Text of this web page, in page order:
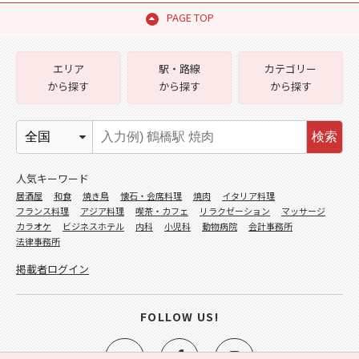
PAGE TOP
エリア
から探す
駅・路線
から探す
カテゴリー
から探す
検索
人気キーワード
居酒屋 和食 焼き鳥 懐石・会席料理 焼肉
イタリア料理
フランス料理
アジア料理 喫茶・カフェ リラクゼーション
マッサージ
カラオケ
ビジネスホテル 内科 小児科 動物病院
会計事務所
法律事務所
掲載者ログイン
FOLLOW US!